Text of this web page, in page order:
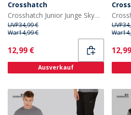
Crosshatch
Crosshatch Junior Junge Skywalk Canvas Pumps Navy
UVP34,99 €
War14,99 €
Current
12,99 €
Ausverkauf
UVP
War